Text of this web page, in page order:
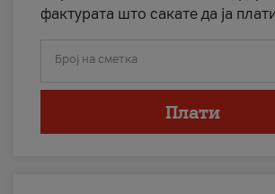
фактурата што сакате да ја
Број на сметка
Плати